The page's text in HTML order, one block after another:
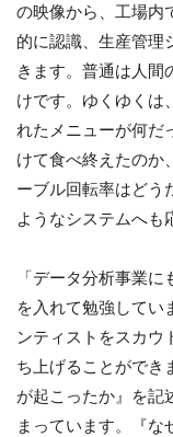
の映像から、工場内
的に認識、生産管理
きます。普通は人間
けです。ゆくゆくは
れたメニューが何だ
けて食べ終えたのか
ーブル回転率はど
ようなシステムへも
「データ分析事業
を入れて勉強してい
ンティストをスカウ
ち上げることができ
が起こったか』を記
まっています。『な